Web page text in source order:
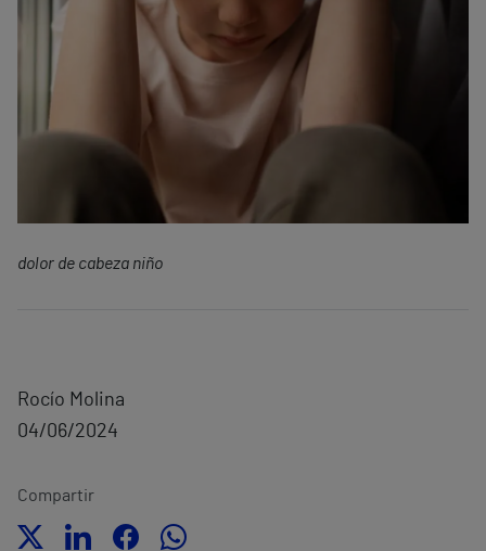
dolor de cabeza niño
Rocío Molina
04/06/2024
Compartir